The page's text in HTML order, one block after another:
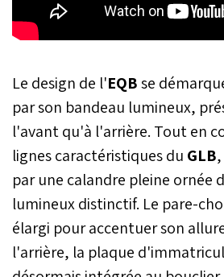
Le design de l'EQBse
par son bandeau lumineux,
l'avant qu'à l'arrière. Tout en
lignes caractéristiques du GLB
par une calandre pleine ornée
lumineux distinctif. Le pare-
élargi pour accentuer son
l'arrière, la plaque